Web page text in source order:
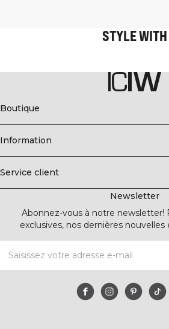
STYLE WITH
Boutique
Information
Service client
Newsletter
Abonnez-vous à notre newsletter!
exclusives, nos dernières